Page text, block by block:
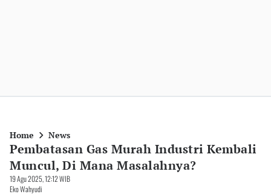
Home News
Pembatasan Gas Murah Industri Kembali
Muncul, Di Mana Masalahnya?
19 Agu 2025, 12:12 WIB
Eko Wahyudi